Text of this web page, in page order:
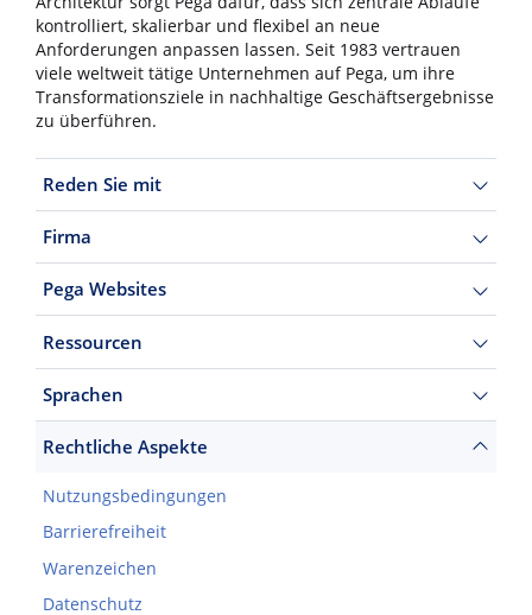
kontrolliert, skalierbar und flexibel an neue
Anforderungen anpassen lassen. Seit 1983 vertrauen
viele weltweit tätige Unternehmen auf Pega, um ihre
Transformationsziele in nachhaltige Geschäftsergebnisse
zu überführen.
Reden Sie mit
Firma
Pega Websites
Ressourcen
Sprachen
Rechtliche Aspekte
Nutzungsbedingungen
Barrierefreiheit
Warenzeichen
Datenschutz